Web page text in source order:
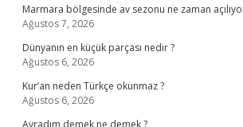
Marmara bölgesinde av sezonu ne zaman
Ağustos 7, 2026
Dünyanın en küçük parçası nedir ?
Ağustos 6, 2026
Kur’an neden Türkçe okunmaz ?
Ağustos 6, 2026
Avradım demek ne demek ?